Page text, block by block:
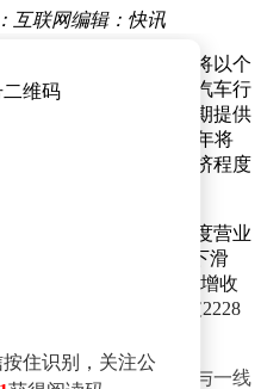
互联网编辑：快讯
新车发布会上宣布，将以个
这一举措开创了中国汽车行
为单一车型全生命周期提供
化，据行业统计，今年将
元价格区间，赛道拥挤程度
重压力。2026年首季度营业
，但归母净利润同比下滑
幅更达67.19%。这种"增收
现，当年公司营收突破2228
降22.07%。
决心，承诺将亲自参与一线
住识别，关注公